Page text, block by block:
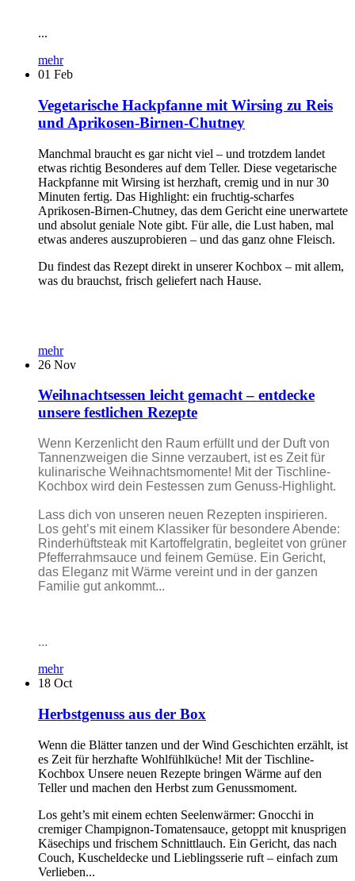
...
mehr
01 Feb
Vegetarische Hackpfanne mit Wirsing zu Reis
und Aprikosen-Birnen-Chutney
Manchmal braucht es gar nicht viel – und trotzdem landet
etwas richtig Besonderes auf dem Teller. Diese vegetarische
Hackpfanne mit Wirsing ist herzhaft, cremig und in nur 30
Minuten fertig. Das Highlight: ein fruchtig-scharfes
Aprikosen-Birnen-Chutney, das dem Gericht eine unerwartete
und absolut geniale Note gibt. Für alle, die Lust haben, mal
etwas anderes auszuprobieren – und das ganz ohne Fleisch.
Du findest das Rezept direkt in unserer Kochbox – mit allem,
was du brauchst, frisch geliefert nach Hause.
mehr
26 Nov
Weihnachtsessen leicht gemacht – entdecke
unsere festlichen Rezepte
Wenn Kerzenlicht den Raum erfüllt und der Duft von
Tannenzweigen die Sinne verzaubert, ist es Zeit für
kulinarische Weihnachtsmomente! Mit der Tischline-
Kochbox wird dein Festessen zum Genuss-Highlight.
Lass dich von unseren neuen Rezepten inspirieren.
Los geht’s mit einem Klassiker für besondere Abende:
Rinderhüftsteak mit Kartoffelgratin, begleitet von grüner
Pfefferrahmsauce und feinem Gemüse. Ein Gericht,
das Eleganz mit Wärme vereint und in der ganzen
Familie gut ankommt...
...
mehr
18 Oct
Herbstgenuss aus der Box
Wenn die Blätter tanzen und der Wind Geschichten erzählt, ist
es Zeit für herzhafte Wohlfühlküche! Mit der Tischline-
Kochbox Unsere neuen Rezepte bringen Wärme auf den
Teller und machen den Herbst zum Genussmoment.
Los geht’s mit einem echten Seelenwärmer: Gnocchi in
cremiger Champignon-Tomatensauce, getoppt mit knusprigen
Käsechips und frischem Schnittlauch. Ein Gericht, das nach
Couch, Kuscheldecke und Lieblingsserie ruft – einfach zum
Verlieben...